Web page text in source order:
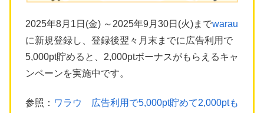
2025年8月1日(金) ～2025年9月30日(火)までwarau
に新規登録し、登録後翌々月末までに広告利用で
5,000pt貯めると、2,000ptボーナスがもらえるキャ
ンペーンを実施中です。
参照： ワラウ 広告利用で5,000pt貯めて2,000ptも